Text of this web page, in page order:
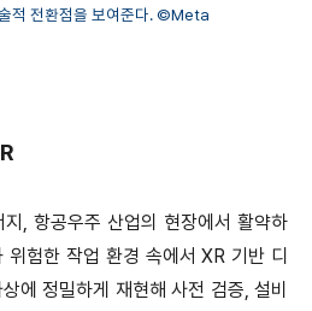
적 전환점을 보여준다. ©Meta
, 항공우주 산업의 현장에서 활약하
험한 작업 환경 속에서 XR 기반 디
에 정밀하게 재현해 사전 검증, 설비